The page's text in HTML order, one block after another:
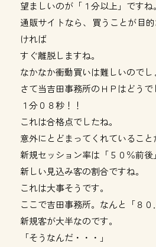
望ましいのが「１分以上」ですね。
通販サイトなら、買うことが目
ければ
すぐ離脱しますね。
なかなか衝動買いは難しいのでし
さて当吉田事務所のＨＰはどうで
１分０８秒！！
これは合格点でしたね。
意外にとどまってくれていること
新規セッション率は「５０％前後」
新しい見込み客の割合ですね。
これは大事そうです。
ここで吉田事務所。なんと「８０
新規客が大半なのです。
「そうなんだ・・・」